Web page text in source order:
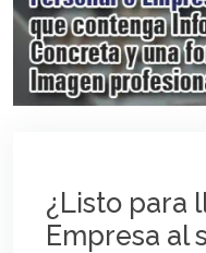
¿Listo para
Empresa al